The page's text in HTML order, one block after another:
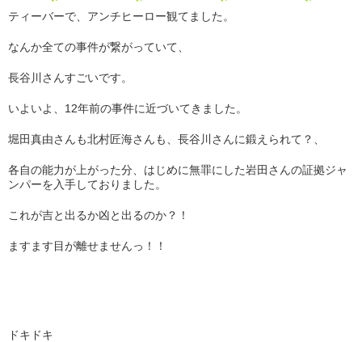
ティーバーで、アンチヒーロー観てました。
なんか全ての事件が繋がっていて、
長谷川さんすごいです。
いよいよ、12年前の事件に近づいてきました。
堀田真由さんも北村匠海さんも、長谷川さんに鍛えられて？、
各自の能力が上がった分、はじめに無罪にした岩田さんの証拠ジャ
ンパーを入手しておりました。
これが吉と出るか凶と出るのか？！
ますます目が離せませんっ！！
ドキドキ